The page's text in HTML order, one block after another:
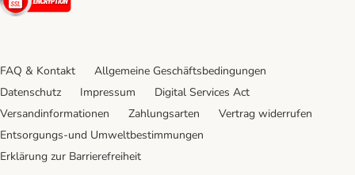
FAQ & Kontakt
Allgemeine Geschäftsbedingungen
Datenschutz
Impressum
Digital Services Act
Versandinformationen
Zahlungsarten
Vertrag widerrufen
Entsorgungs-und Umweltbestimmungen
Erklärung zur Barrierefreiheit